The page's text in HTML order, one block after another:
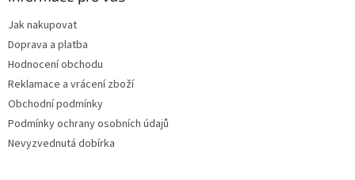
Jak nakupovat
Doprava a platba
Hodnocení obchodu
Reklamace a vrácení zboží
Obchodní podmínky
Podmínky ochrany osobních údajů
Nevyzvednutá dobírka